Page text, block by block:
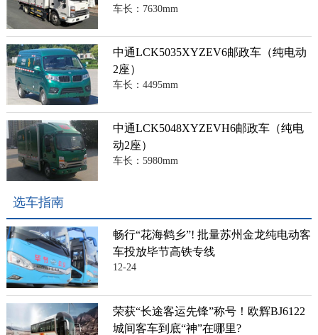
车长：7630mm
中通LCK5035XYZEV6邮政车（纯电动
2座）
车长：4495mm
中通LCK5048XYZEVH6邮政车（纯电
动2座）
车长：5980mm
选车指南
畅行“花海鹤乡”! 批量苏州金龙纯电动客
车投放毕节高铁专线
12-24
荣获“长途客运先锋”称号！欧辉BJ6122
城间客车到底“神”在哪里?